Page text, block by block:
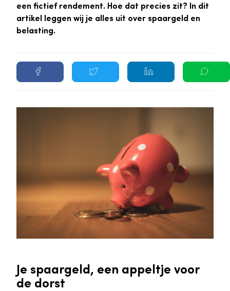
een fictief rendement. Hoe dat precies zit? In dit
artikel leggen wij je alles uit over spaargeld en
belasting.
Je spaargeld, een appeltje voor
de dorst